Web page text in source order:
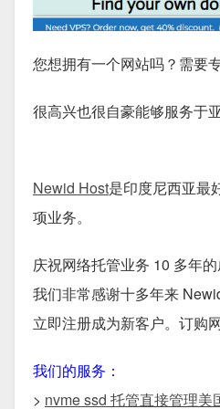
您想拥有一个网站吗？需要
很高兴也很自豪能够服务于
Newid Host是印度尼西亚最
项业务。
庆祝网络托管业务 10 多年
我们非常感谢十多年来
立即注册成为新客户。订购
我们的服务：
> nvme ssd 托管直接管理美